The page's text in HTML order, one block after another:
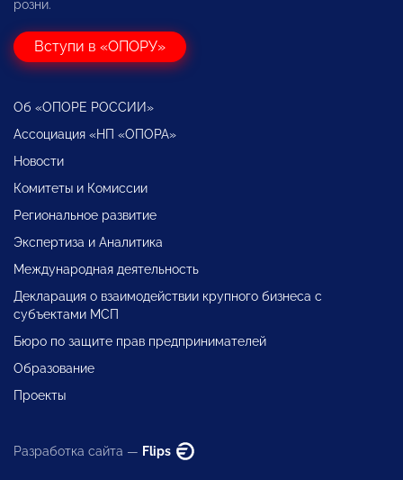
розни.
Вступи в «ОПОРУ»
Об «ОПОРЕ РОССИИ»
Ассоциация «НП «ОПОРА»
Новости
Комитеты и Комиссии
Региональное развитие
Экспертиза и Аналитика
Международная деятельность
Декларация о взаимодействии крупного бизнеса с
субъектами МСП
Бюро по защите прав предпринимателей
Образование
Проекты
Разработка сайта — Flips